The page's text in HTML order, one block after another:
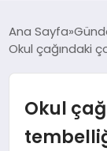
SPOR
Ana Sayfa
Okul çağındaki
Okul